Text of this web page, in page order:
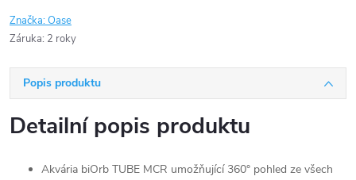
Značka:Oase
Záruka: 2 roky
Popis produktu
Detailní popis produktu
Akvária biOrb TUBE MCR umožňující 360° pohled ze všech